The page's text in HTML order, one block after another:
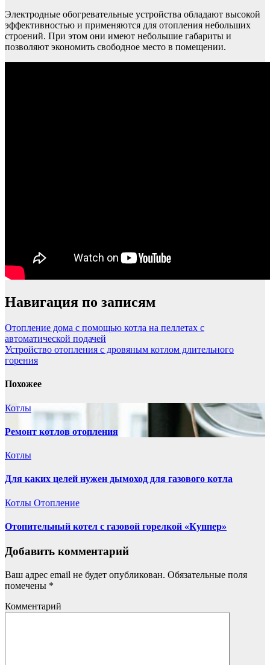
Электродные обогревательные устройства обладают высокой
эффективностью и применяются для отопления небольших
строений. При этом они имеют небольшие габариты и
позволяют экономить свободное место в помещении.
Навигация по записям
Отопление дома с помощью котла на пеллетах с
автоматической подачей
Устройство отопления с дровяным котлом длительного
горения
Похожее
Котлы
Ремонт котлов отопления
Котлы
Для каких целей нужен дымоход для газового котла
Котлы Отопление
Отопительный котел с газовой горелкой «Куппер»
Добавить комментарий
Ваш адрес email не будет опубликован. Обязательные поля
помечены *
Комментарий